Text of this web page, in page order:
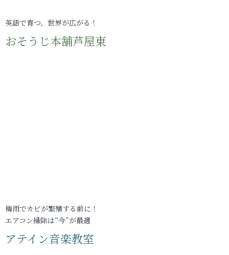
英語で育つ、世界が広がる！
おそうじ本舗芦屋東
梅雨でカビが繁殖する前に！
エアコン掃除は“今”が最適
アテイン音楽教室